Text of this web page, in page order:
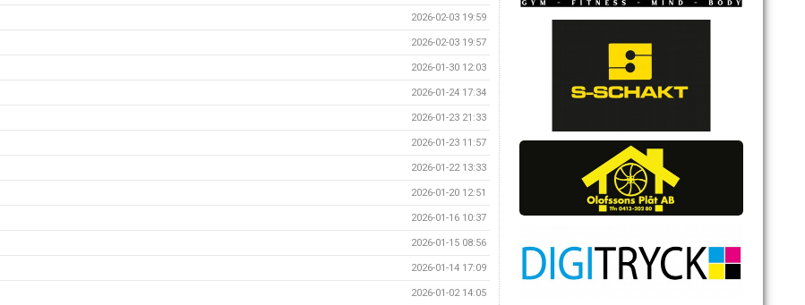
2026-02-03 19:59
2026-02-03 19:57
2026-01-30 12:03
2026-01-24 17:34
2026-01-23 21:33
2026-01-23 11:57
2026-01-22 13:33
2026-01-20 12:51
2026-01-16 10:37
2026-01-15 08:56
2026-01-14 17:09
2026-01-02 14:05